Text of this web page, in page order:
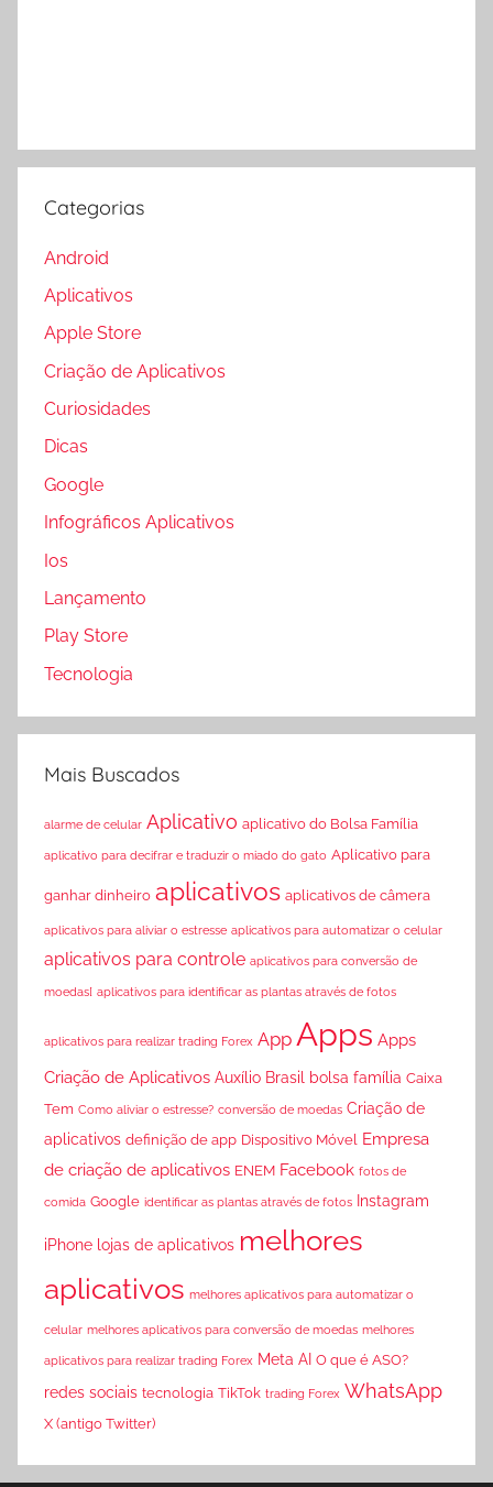
Categorias
Android
Aplicativos
Apple Store
Criação de Aplicativos
Curiosidades
Dicas
Google
Infográficos Aplicativos
Ios
Lançamento
Play Store
Tecnologia
Mais Buscados
alarme de celular Aplicativo aplicativo do Bolsa Família
aplicativo para decifrar e traduzir o miado do gato Aplicativo para
ganhar dinheiro aplicativos aplicativos de câmera
aplicativos para aliviar o estresse aplicativos para automatizar o celular
aplicativos para controle aplicativos para conversão de
moedas[ aplicativos para identificar as plantas através de fotos
aplicativos para realizar trading Forex App Apps Apps
Criação de Aplicativos Auxílio Brasil bolsa família Caixa
Tem Como aliviar o estresse? conversão de moedas Criação de
aplicativos definição de app Dispositivo Móvel Empresa
de criação de aplicativos ENEM Facebook fotos de
comida Google identificar as plantas através de fotos Instagram
iPhone lojas de aplicativos melhores
aplicativos melhores aplicativos para automatizar o
celular melhores aplicativos para conversão de moedas melhores
aplicativos para realizar trading Forex Meta AI O que é ASO?
redes sociais tecnologia TikTok trading Forex WhatsApp
X (antigo Twitter)